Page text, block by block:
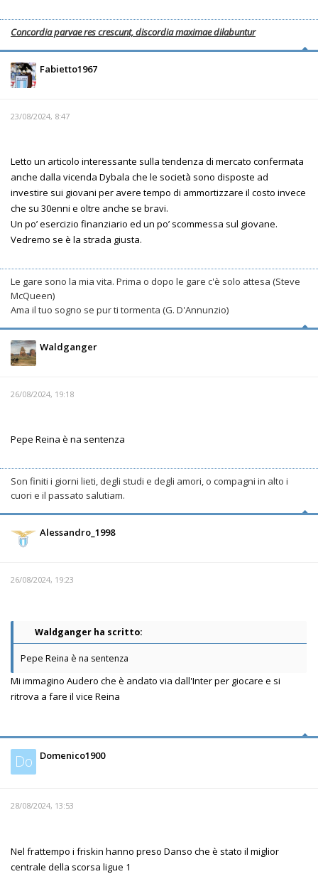
Concordia parvae res crescunt, discordia maximae dilabuntur
Fabietto1967
23/08/2024, 8:47
Letto un articolo interessante sulla tendenza di mercato confermata
anche dalla vicenda Dybala che le società sono disposte ad
investire sui giovani per avere tempo di ammortizzare il costo invece
che su 30enni e oltre anche se bravi.
Un po’ esercizio finanziario ed un po’ scommessa sul giovane.
Vedremo se è la strada giusta.
Le gare sono la mia vita. Prima o dopo le gare c'è solo attesa (Steve
McQueen)
Ama il tuo sogno se pur ti tormenta (G. D'Annunzio)
Waldganger
26/08/2024, 19:18
Pepe Reina è na sentenza
Son finiti i giorni lieti, degli studi e degli amori, o compagni in alto i
cuori e il passato salutiam.
Alessandro_1998
26/08/2024, 19:23
Waldganger ha scritto:
Pepe Reina è na sentenza
Mi immagino Audero che è andato via dall'Inter per giocare e si
ritrova a fare il vice Reina
Do Domenico1900
28/08/2024, 13:53
Nel frattempo i friskin hanno preso Danso che è stato il miglior
centrale della scorsa ligue 1